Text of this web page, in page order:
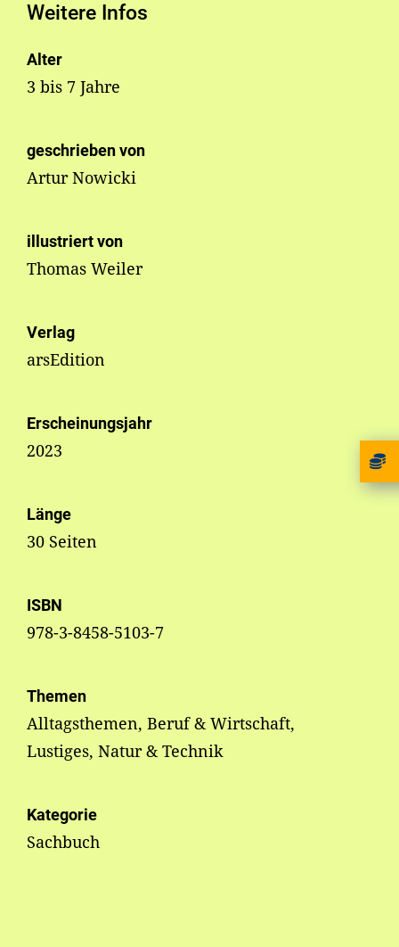
Weitere Infos
Alter
3 bis 7 Jahre
geschrieben von
Artur Nowicki
illustriert von
Thomas Weiler
Verlag
arsEdition
Erscheinungsjahr
2023
Länge
30 Seiten
ISBN
978-3-8458-5103-7
Themen
Alltagsthemen, Beruf & Wirtschaft,
Lustiges, Natur & Technik
Kategorie
Sachbuch